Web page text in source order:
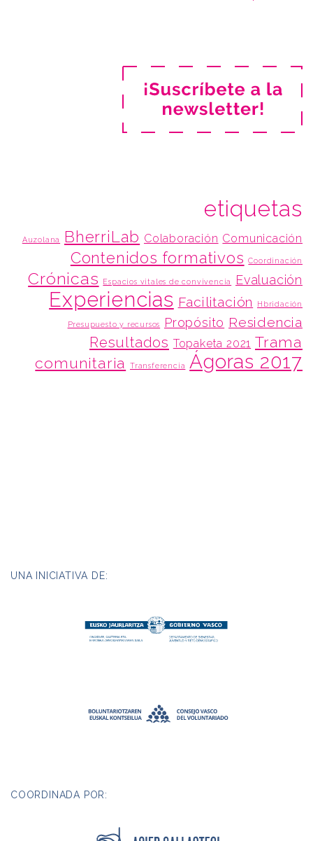
etiquetas
Auzolana BherriLab Colaboración Comunicación
Contenidos formativos Coordinación
Crónicas Espacios vitales de convivencia Evaluación
Experiencias Facilitación Hbridación
Presupuesto y recursos Propósito Residencia
Resultados Topaketa 2021 Trama
comunitaria
Transferencia Ágoras 2017
UNA INICIATIVA DE:
COORDINADA POR: